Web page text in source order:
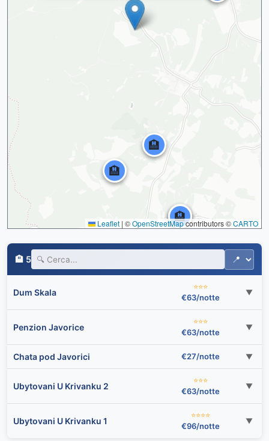
🏨
🏨
🏨
🏨
Leaflet | ©OpenStreetMapcontributors ©CARTO
🏨 5
Dum Skala
⭐⭐⭐
€63/notte
▼
Penzion Javorice
⭐⭐⭐
€63/notte
▼
Chata pod Javorici €27/notte ▼
Ubytovani U Krivanku 2
⭐⭐⭐
€63/notte
▼
Ubytovani U Krivanku 1
⭐⭐⭐⭐
€96/notte
▼